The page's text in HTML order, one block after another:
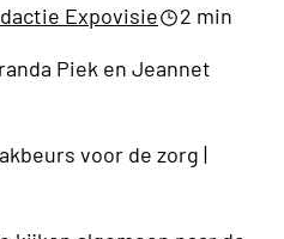
Expovisie
2 min
Piek en Jeannet
voor de zorg |